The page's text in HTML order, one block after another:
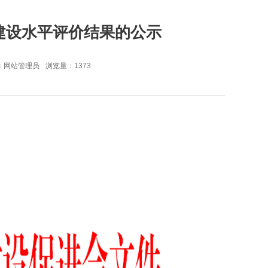
水平评价结果的公示
网站管理员 浏览量： 1373